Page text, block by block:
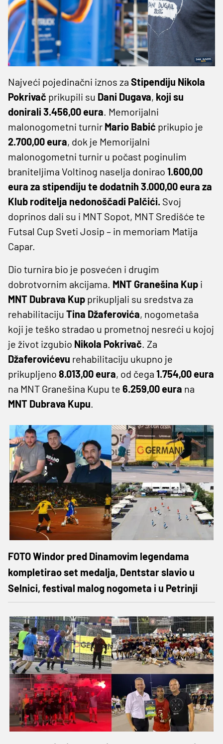
Najveći pojedinačni iznos za Stipendiju Nikola
Pokrivač prikupili su Dani Dugava, koji su
donirali 3.456,00 eura . Memorijalni
malonogometni turnir Mario Babić prikupio je
2.700,00 eura, dok je Memorijalni
malonogometni turnir u počast poginulim
braniteljima Voltinog naselja donirao 1.600,00
eura za stipendiju te dodatnih 3.000,00 eura za
Klub roditelja nedonoščadi Palčići. Svoj
doprinos dali su i MNT Sopot, MNT Središće te
Futsal Cup Sveti Josip – in memoriam Matija
Capar.
Dio turnira bio je posvećen i drugim
dobrotvornim akcijama. MNT Granešina Kup i
MNT Dubrava Kup prikupljali su sredstva za
rehabilitaciju Tina Džaferovića, nogometaša
koji je teško stradao u prometnoj nesreći u kojoj
je život izgubio Nikola Pokrivač . Za
Džaferovićevu rehabilitaciju ukupno je
prikupljeno 8.013,00 eura, od čega 1.754,00 eura
na MNT Granešina Kupu te 6.259,00 eura na
MNT Dubrava Kupu
FOTO Windor pred Dinamovim legendama
kompletirao set medalja, Dentstar slavio u
Selnici, festival malog nogometa i u Petrinji